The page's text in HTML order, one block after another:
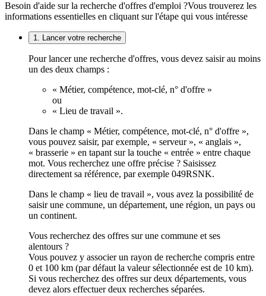
Besoin d'aide sur la recherche d'offres d'emploi ?Vous trouverez les
informations essentielles en cliquant sur l'étape qui vous intéresse
1. Lancer votre recherche
Pour lancer une recherche d'offres, vous devez saisir au moins
un des deux champs :
« Métier, compétence, mot-clé, n° d'offre »
ou
« Lieu de travail ».
Dans le champ « Métier, compétence, mot-clé, n° d'offre »,
vous pouvez saisir, par exemple, « serveur », « anglais »,
« brasserie » en tapant sur la touche « entrée » entre chaque
mot. Vous recherchez une offre précise ? Saisissez
directement sa référence, par exemple 049RSNK.
Dans le champ « lieu de travail », vous avez la possibilité de
saisir une commune, un département, une région, un pays ou
un continent.
Vous recherchez des offres sur une commune et ses
alentours ?
Vous pouvez y associer un rayon de recherche compris entre
0 et 100 km (par défaut la valeur sélectionnée est de 10 km).
Si vous recherchez des offres sur deux départements, vous
devez alors effectuer deux recherches séparées.